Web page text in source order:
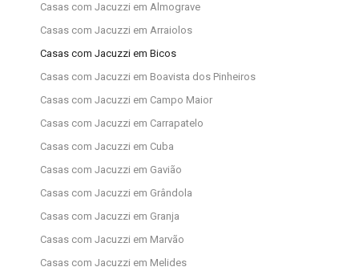
Casas com Jacuzzi em Almograve
Casas com Jacuzzi em Arraiolos
Casas com Jacuzzi em Bicos
Casas com Jacuzzi em Boavista dos Pinheiros
Casas com Jacuzzi em Campo Maior
Casas com Jacuzzi em Carrapatelo
Casas com Jacuzzi em Cuba
Casas com Jacuzzi em Gavião
Casas com Jacuzzi em Grândola
Casas com Jacuzzi em Granja
Casas com Jacuzzi em Marvão
Casas com Jacuzzi em Melides